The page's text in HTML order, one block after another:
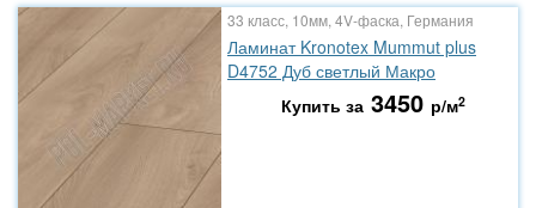
33 класс, 10мм, 4V-фаска, Германия
Ламинат Kronotex Mummut plus
D4752 Дуб светлый Макро
Купить за 3450 р/м2